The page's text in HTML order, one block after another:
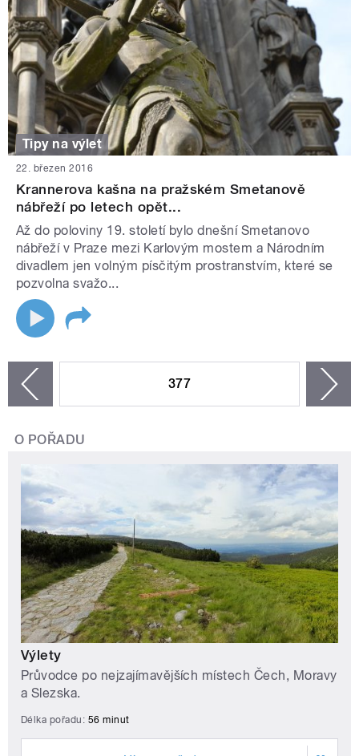
Tipy na výlet
22. březen 2016
Krannerova kašna na pražském Smetanově
nábřeží po letech opět...
Až do poloviny 19. století bylo dnešní Smetanovo
nábřeží v Praze mezi Karlovým mostem a Národním
divadlem jen volným písčitým prostranstvím, které se
pozvolna svažo...
377
O POŘADU
Výlety
Průvodce po nejzajímavějších místech Čech, Moravy
a Slezska.
Délka pořadu: 56 minut